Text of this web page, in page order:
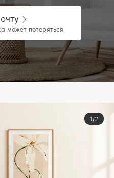
может потеряться
1/2